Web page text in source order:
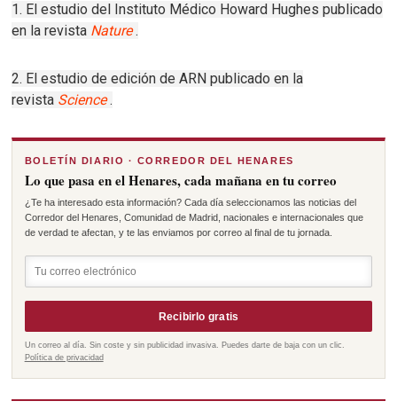
1. El estudio del Instituto Médico Howard Hughes publicado
en la revista Nature.
2. El estudio de edición de ARN publicado en la
revista Science.
BOLETÍN DIARIO · CORREDOR DEL HENARES
Lo que pasa en el Henares, cada mañana en tu correo
¿Te ha interesado esta información? Cada día seleccionamos las noticias del
Corredor del Henares, Comunidad de Madrid, nacionales e internacionales que
de verdad te afectan, y te las enviamos por correo al final de tu jornada.
Recibirlo gratis
Un correo al día. Sin coste y sin publicidad invasiva. Puedes darte de baja con un clic.
Política de privacidad